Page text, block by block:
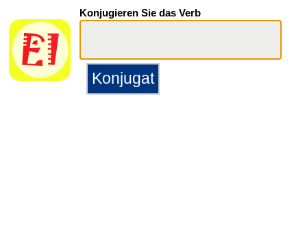
Konjugieren Sie das Verb